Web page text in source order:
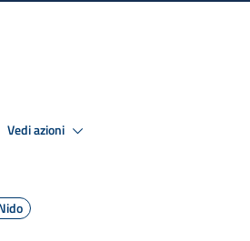
Vedi azioni